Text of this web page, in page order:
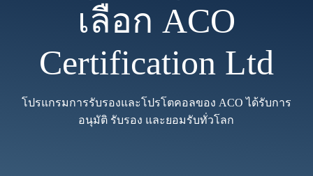
เลือก ACO
Certification Ltd
โปรแกรมการรับรองและโปรโตคอลของ ACO ได้รับการ
อนุมัติ รับรอง และยอมรับทั่วโลก